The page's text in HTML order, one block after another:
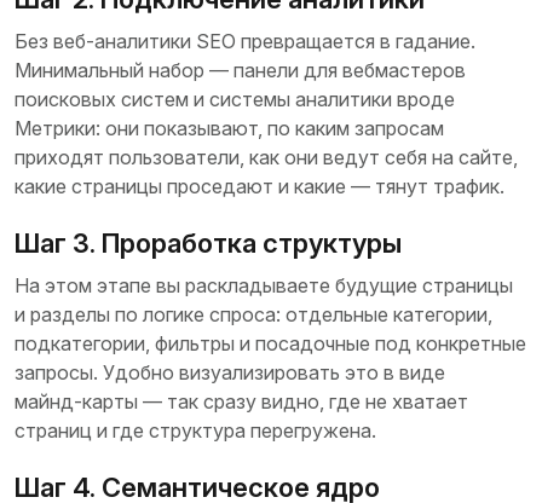
Без веб-аналитики SEO превращается в гадание.
Минимальный набор — панели для вебмастеров
поисковых систем и системы аналитики вроде
Метрики: они показывают, по каким запросам
приходят пользователи, как они ведут себя на сайте,
какие страницы проседают и какие — тянут трафик.
Шаг 3. Проработка структуры
На этом этапе вы раскладываете будущие страницы
и разделы по логике спроса: отдельные категории,
подкатегории, фильтры и посадочные под конкретные
запросы. Удобно визуализировать это в виде
майнд‑карты — так сразу видно, где не хватает
страниц и где структура перегружена.
Шаг 4. Семантическое ядро